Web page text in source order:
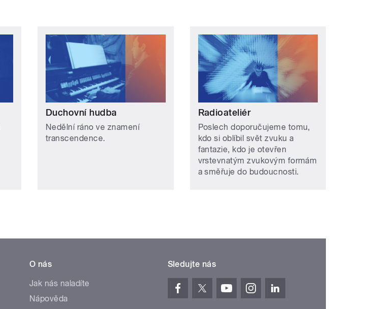
Duchovní hudba
Nedělní ráno ve znamení
transcendence.
Radioateliér
Poslech doporučujeme tomu,
kdo si oblíbil svět zvuku a
fantazie, kdo je otevřen
vrstevnatým zvukovým formám
a směřuje do budoucnosti.
O nás
Jak nás naladíte
Nápověda
Sledujte nás